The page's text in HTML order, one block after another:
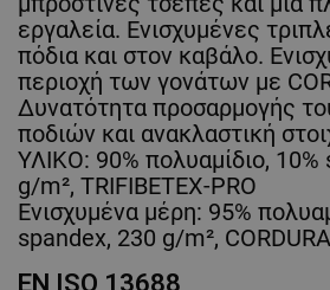
εργαλεία. Ενισχυμένες
πόδια και στον καβάλο.
περιοχή των γονάτων με
Δυνατότητα προσαρμογής
ποδιών και ανακλαστική
ΥΛΙΚΟ: 90% πολυαμίδιο,
g/m², TRIFIBETEX-PRO
Ενισχυμένα μέρη: 95%
spandex, 230 g/m²,
EN ISO 13688